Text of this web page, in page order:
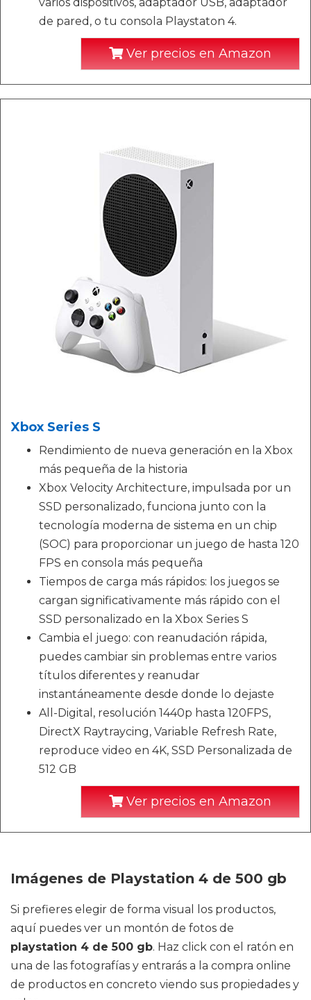
de pared, o tu consola Playstaton 4.
Ver precios en Amazon
Xbox Series S
Rendimiento de nueva generación en la Xbox
más pequeña de la historia
Xbox Velocity Architecture, impulsada por un
SSD personalizado, funciona junto con la
tecnología moderna de sistema en un chip
(SOC) para proporcionar un juego de hasta 120
FPS en consola más pequeña
Tiempos de carga más rápidos: los juegos se
cargan significativamente más rápido con el
SSD personalizado en la Xbox Series S
Cambia el juego: con reanudación rápida,
puedes cambiar sin problemas entre varios
títulos diferentes y reanudar
instantáneamente desde donde lo dejaste
All-Digital, resolución 1440p hasta 120FPS,
DirectX Raytraycing, Variable Refresh Rate,
reproduce video en 4K, SSD Personalizada de
512 GB
Ver precios en Amazon
Imágenes de Playstation 4 de 500 gb
Si prefieres elegir de forma visual los productos,
aquí puedes ver un montón de fotos de
playstation 4 de 500 gb. Haz click con el ratón en
una de las fotografías y entrarás a la compra online
de productos en concreto viendo sus propiedades y